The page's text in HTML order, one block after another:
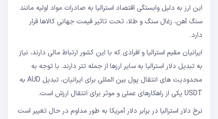
این ارز به دلیل وابستگی اقتصاد استرالیا به صادرات مواد اولیه مانند
سنگ آهن، زغال سنگ و طلا، تحت تاثیر قیمت جهانی کالاها قرار
دارد.
ایرانیان مقیم استرالیا و افرادی که با این کشور ارتباط مالی دارند، نیاز
به تبدیل دلار استرالیا به سایر ارزها از جمله تتر دارند. با توجه به
محدودیت های انتقال پول بین المللی برای ایرانیان، تبدیل AUD به
USDT یکی از راهکارهای عملی و موثر برای انتقال ارزش است.
نرخ دلار استرالیا در برابر دلار آمریکا به طور مداوم در حال تغییر است